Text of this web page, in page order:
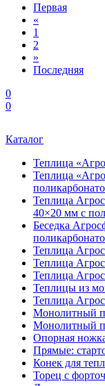
Первая
«
1
2
»
Последняя
0
0
Каталог
Теплица
Теплица
Теплица
40×20 мм с
Беседка
Теплица
Теплица
Теплица
Теплицы из
Теплица
Монолитный
Монолитный
Опорная
Прямые:
Конек для
Торец с